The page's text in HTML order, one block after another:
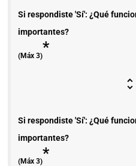
Si respondiste 'Sí': ¿Qué
importantes?
(Máx 3)*
Si respondiste 'Sí': ¿Qué
importantes?
(Máx 3)*